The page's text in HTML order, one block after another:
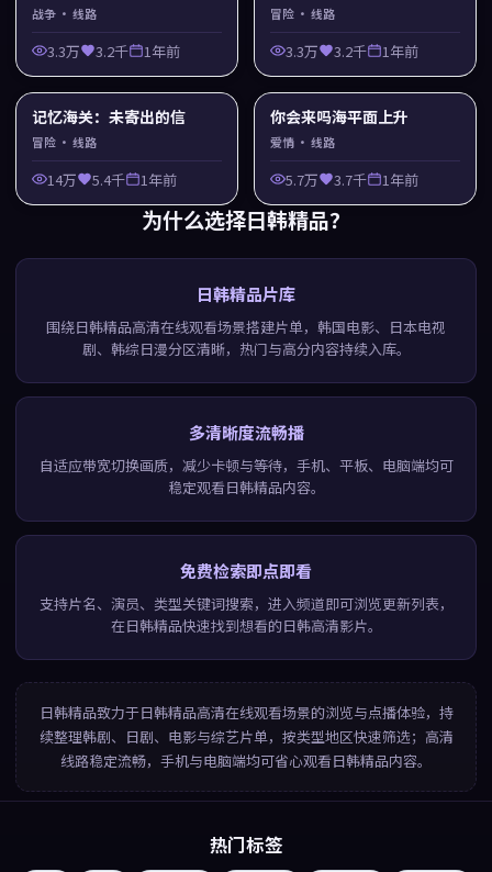
战争 · 线路
3.3万 3.2千 1年前
冒险 · 线路
3.3万 3.2千 1年前
记忆海关：未寄出的信
冒险 · 线路
14万 5.4千 1年前
你会来吗海平面上升
爱情 · 线路
5.7万 3.7千 1年前
为什么选择日韩精品？
日韩精品片库
围绕日韩精品高清在线观看场景搭建片单，韩国电影、日本电视
剧、韩综日漫分区清晰，热门与高分内容持续入库。
多清晰度流畅播
自适应带宽切换画质，减少卡顿与等待，手机、平板、电脑端均可
稳定观看日韩精品内容。
免费检索即点即看
支持片名、演员、类型关键词搜索，进入频道即可浏览更新列表，
在日韩精品快速找到想看的日韩高清影片。
日韩精品致力于日韩精品高清在线观看场景的浏览与点播体验，持
续整理韩剧、日剧、电影与综艺片单，按类型地区快速筛选；高清
线路稳定流畅，手机与电脑端均可省心观看日韩精品内容。
热门标签